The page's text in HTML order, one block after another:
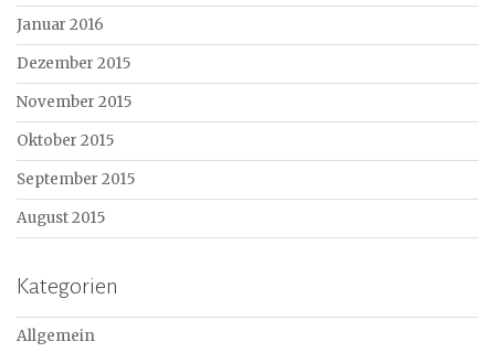
Januar 2016
Dezember 2015
November 2015
Oktober 2015
September 2015
August 2015
Kategorien
Allgemein